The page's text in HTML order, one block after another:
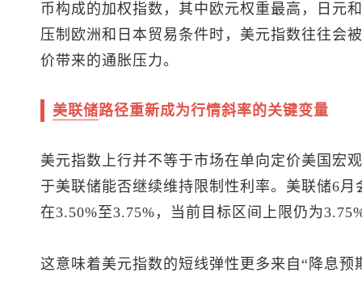
币构成的加权指数，其中欧元权重最高，日元
压制欧洲和日本贸易条件时， 美元指数往往会
价带来的通胀压力。
美联储路径重新成为行情斜率的关键变量
美元指数上行并不等于市场在单向定价美国宏
于美联储能否继续维持限制性利率。美联储6
在3.50%至3.75%，当前目标区间上限仍为
这意味着美元指数 的短线弹性更多来自“降息